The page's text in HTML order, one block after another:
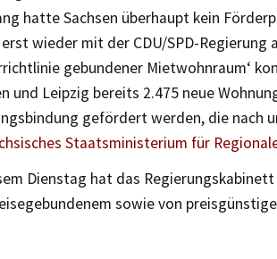
hatte Sachsen überhaupt kein
wieder mit der CDU/SPD-Regierung
gebundener Mietwohnraum‘
und Leipzig bereits 2.475 neue
gefördert werden, die nach
Staatsministerium für
Dienstag hat das
sowie von